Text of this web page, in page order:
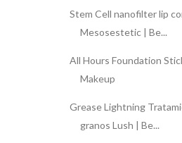
Stem Cell nanofilter lip
Mesosestetic | Be...
All Hours Foundation
Makeup
Grease Lightning
granos Lush | Be...